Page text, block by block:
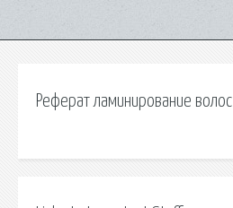
Реферат ламинирование волос